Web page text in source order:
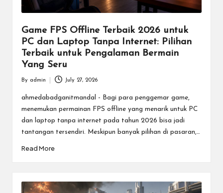
Game FPS Offline Terbaik 2026 untuk
PC dan Laptop Tanpa Internet: Pilihan
Terbaik untuk Pengalaman Bermain
Yang Seru
by
By admin July 27, 2026
ahmedabadganitmandal - Bagi para penggemar game,
menemukan permainan FPS offline yang menarik untuk PC
dan laptop tanpa internet pada tahun 2026 bisa jadi
tantangan tersendiri. Meskipun banyak pilihan di pasaran,…
Read More